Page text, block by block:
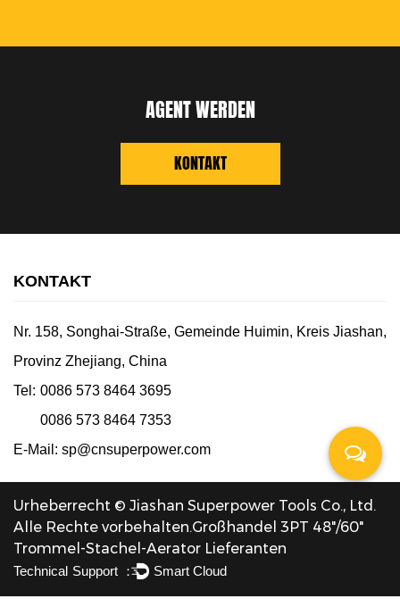
AGENT WERDEN
KONTAKT
KONTAKT
Nr. 158, Songhai-Straße, Gemeinde Huimin, Kreis Jiashan,
Provinz Zhejiang, China
Tel: 0086 573 8464 3695
0086 573 8464 7353
E-Mail: sp@cnsuperpower.com
Urheberrecht © Jiashan Superpower Tools Co., Ltd.
Alle Rechte vorbehalten.Großhandel 3PT 48"/60"
Trommel-Stachel-Aerator Lieferanten
Technical Support ： Smart Cloud